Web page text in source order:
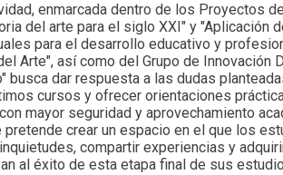
enmarcada dentro de los Proyectos
del arte para el siglo XXI" y "Aplicación
para el desarrollo educativo y
Arte", así como del Grupo de Innovación
busca dar respuesta a las dudas
cursos y ofrecer orientaciones
mayor seguridad y aprovechamiento
pretende crear un espacio en el que los
compartir experiencias y
al éxito de esta etapa final de sus